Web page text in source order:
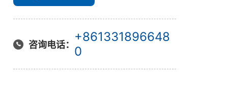
咨询电话：
+861331896648
0